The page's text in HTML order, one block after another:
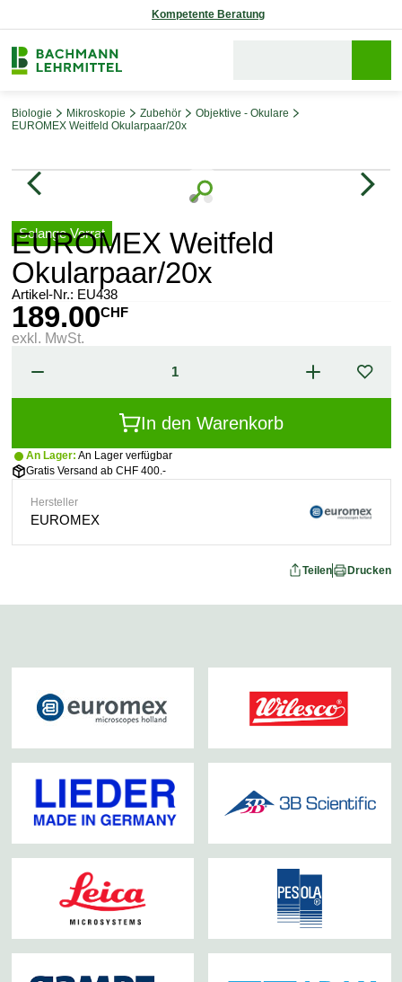
Kompetente Beratung
Biologie Mikroskopie Zubehör
Objektive - Okulare
EUROMEX Weitfeld Okularpaar/20x
Bildergalerie überspringen
Solange Vorrat
EUROMEX Weitfeld
Okularpaar/20x
Artikel-Nr.: EU438
189.00CHF
exkl. MwSt.
In den Warenkorb
An Lager: An Lager verfügbar
Gratis Versand ab CHF 400.-
Hersteller
EUROMEX
Teilen Drucken